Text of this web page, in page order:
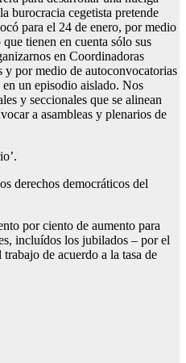
burocracia cegetista pretende
para el 24 de enero, por medio
tienen en cuenta sólo sus
en Coordinadoras
por medio de autoconvocatorias
un episodio aislado. Nos
y seccionales que se alinean
a asambleas y plenarios de
derechos democráticos del
por ciento de aumento para
incluídos los jubilados – por el
de acuerdo a la tasa de